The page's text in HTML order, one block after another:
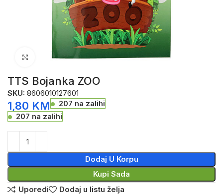
Click to enlarge
TTS Bojanka ZOO
SKU:8606010127601
1,80 KM
207 na zalihi
207 na zalihi
Dodaj U Korpu
Kupi Sada
Uporedi
Dodaj u listu želja